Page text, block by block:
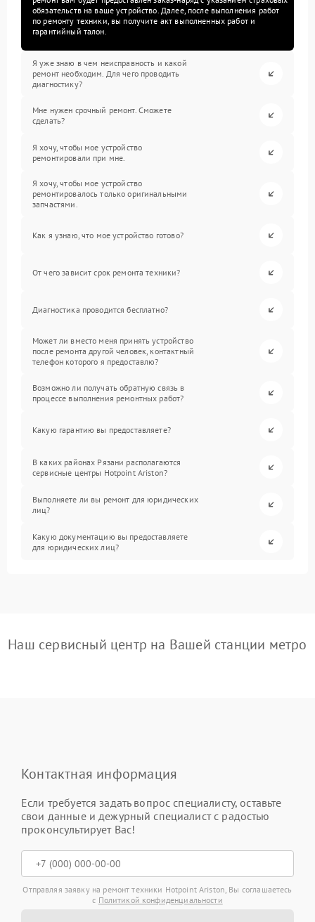
обязательств на ваше устройство. Далее, после выполнения работ
по ремонту техники, вы получите акт выполненных работ и
гарантийный талон.
Я уже знаю в чем неисправность и какой
ремонт необходим. Для чего проводить
диагностику?
Мне нужен срочный ремонт. Сможете
сделать?
Я хочу, чтобы мое устройство
ремонтировали при мне.
Я хочу, чтобы мое устройство
ремонтировалось только оригинальными
запчастями.
Как я узнаю, что мое устройство готово?
От чего зависит срок ремонта техники?
Диагностика проводится бесплатно?
Может ли вместо меня принять устройство
после ремонта другой человек, контактный
телефон которого я предоставлю?
Возможно ли получать обратную связь в
процессе выполнения ремонтных работ?
Какую гарантию вы предоставляете?
В каких районах Рязани располагаются
сервисные центры Hotpoint Ariston?
Выполняете ли вы ремонт для юридических
лиц?
Какую документацию вы предоставляете
для юридических лиц?
Наш сервисный центр на Вашей станции метро
Контактная информация
Если требуется задать вопрос специалисту, оставьте
свои данные и дежурный специалист с радостью
проконсультирует Вас!
Отправляя заявку на ремонт техники Hotpoint Ariston, Вы соглашаетесь
с Политикой конфиденциальности